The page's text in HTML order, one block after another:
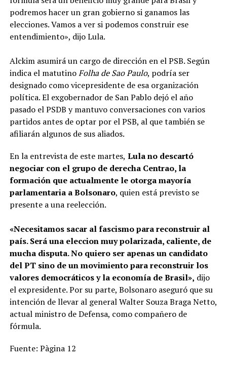
podremos hacer un gran gobierno si ganamos las
elecciones. Vamos a ver si podemos construir ese
entendimiento», dijo Lula.
Alckim asumirá un cargo de dirección en el PSB. Según
indica el matutinoFolha de Sao Paulo, podría ser
designado como vicepresidente de esa organización
política. El exgobernador de San Pablo dejó el año
pasado el PSDB y mantuvo conversaciones con varios
partidos antes de optar por el PSB, al que también se
afiliarán algunos de sus aliados.
En la entrevista de este martes, Lula no descartó
negociar con el grupo de derecha Centrao, la
formación que actualmente le otorga mayoría
parlamentaria a Bolsonaro, quien está previsto se
presente a una reelección.
«Necesitamos sacar al fascismo para reconstruir al
país. Será una eleccion muy polarizada, caliente, de
mucha disputa. No quiero ser apenas un candidato
del PT sino de un movimiento para reconstruir los
valores democráticos y la economía de Brasil», dijo
el expresidente. Por su parte, Bolsonaro aseguró que su
intención de llevar al general Walter Souza Braga Netto,
actual ministro de Defensa, como compañero de
fórmula.
Fuente: Pàgina 12